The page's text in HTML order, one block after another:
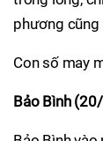
phương cũng
Con số may
Bảo Bình